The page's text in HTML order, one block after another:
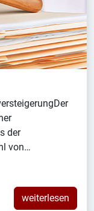
der
von…
weiterlesen